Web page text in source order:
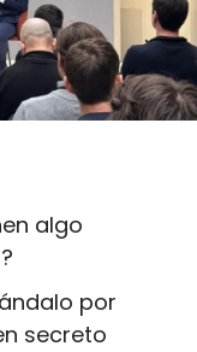
algo
por
secreto